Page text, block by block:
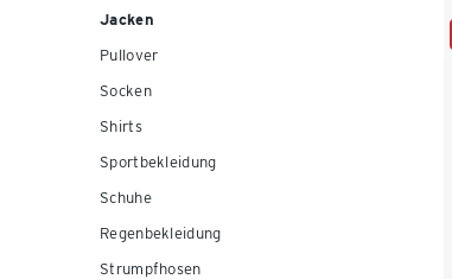
Jacken
Pullover
Socken
Shirts
Sportbekleidung
Schuhe
Regenbekleidung
Strumpfhosen